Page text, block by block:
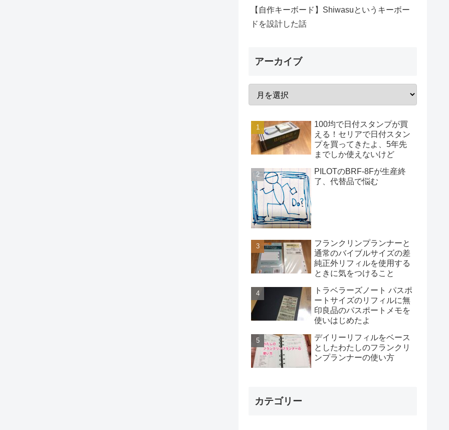
【自作キーボード】Shiwasuというキーボー
ドを設計した話
アーカイブ
100均で日付スタンプが買
える！セリアで日付スタン
プを買ってきたよ、5年先
までしか使えないけど
PILOTのBRF-8Fが生産終
了、代替品で悩む
フランクリンプランナーと
通常のバイブルサイズの差
純正外リフィルを使用する
ときに気をつけること
トラベラーズノート パスポ
ートサイズのリフィルに無
印良品のパスポートメモを
使いはじめたよ
デイリーリフィルをベース
としたわたしのフランクリ
ンプランナーの使い方
カテゴリー